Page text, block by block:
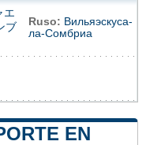
エ
ブ
Ruso: Вильяэскуса-
ла-Сомбриа
EN